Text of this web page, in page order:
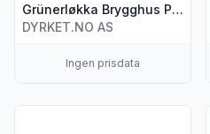
Grünerløkka Brygghus Parken Pale Ale 330ml
DYRKET.NO AS
Ingen prisdata
Vis flere detaljer for